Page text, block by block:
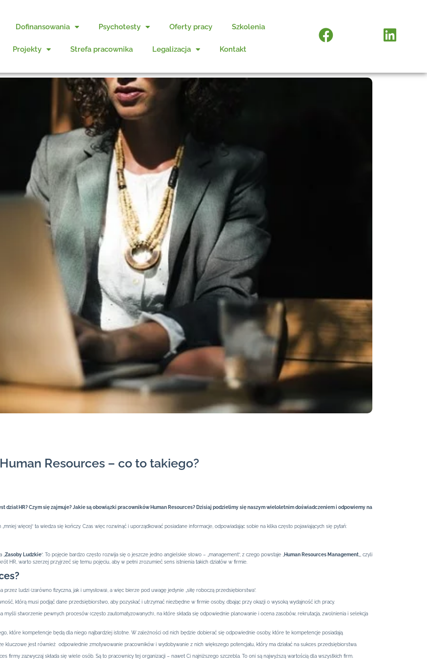
Dofinansowania Psychotesty Oferty pracy Szkolenia
Projekty Strefa pracownika Legalizacja Kontakt
Human Resources – co to takiego?
dział HR? Czym się zajmuje? Jakie są obowiązki pracowników Human Resources? Dzisiaj podzielimy się naszym wieloletnim doświadczeniem i odpowiemy na
więcej” ta wiedza się kończy. Czas więc rozwinąć i uporządkować posiadane informacje, odpowiadając sobie na kilka często pojawiających się pytań:
Zasoby Ludzkie”. To pojęcie bardzo często rozwija się o jeszcze jedno angielskie słowo – „management”, z czego powstaje „ Human Resources Management „, czyli
HR, warto szerzej przyjrzeć się temu pojęciu, aby w pełni zrozumieć sens istnienia takich działów w firmie.
przez ludzi (zarówno fizyczna, jak i umysłowa), a więc bierze pod uwagę jedynie „siłę roboczą przedsiębiorstwa”.
którą musi podjąć dane przedsiębiorstwo, aby pozyskać i utrzymać niezbędne w firmie osoby, dbając przy okazji o wysoką wydajność ich pracy.
myśli stworzenie pewnych procesów (często zautomatyzowanych), na które składa się odpowiednie planowanie i ocena zasobów, rekrutacja, zwolnienia i selekcja
które kompetencje będą dla niego najbardziej istotne. W zależności od nich będzie dobierać się odpowiednie osoby, które te kompetencje posiadają.
kluczowe jest również odpowiednie zmotywowanie pracowników i wydobywanie z nich większego potencjału, który ma działać na sukces przedsiębiorstwa.
firmy zazwyczaj składa się wiele osób. Są to pracownicy tej organizacji – nawet Ci najniższego szczebla. To oni są najwyższą wartością dla wszystkich firm.